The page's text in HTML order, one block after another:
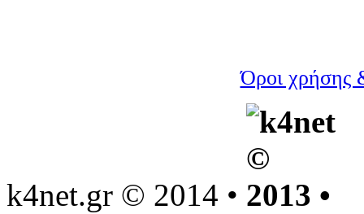
Όροι χρήσης
k4net.gr © 2014 •